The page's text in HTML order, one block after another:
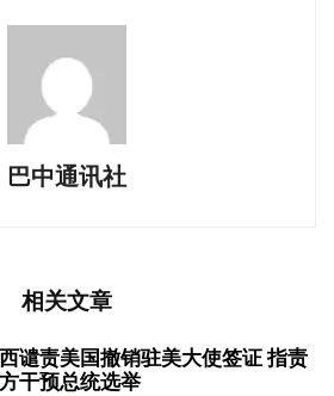
巴中通讯社
相关文章
谴责美国撤销驻美大使签证 指责
干预总统选举